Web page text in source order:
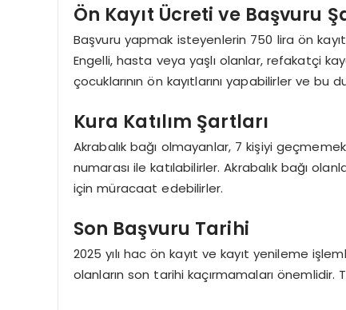
Ön Kayıt Ücreti ve Başvuru
Başvuru yapmak isteyenlerin 750 lira ön
Engelli, hasta veya yaşlı olanlar, refakatçi
çocuklarının ön kayıtlarını yapabilirler ve bu
Kura Katılım Şartları
Akrabalık bağı olmayanlar, 7 kişiyi
numarası ile katılabilirler. Akrabalık bağı
için müracaat edebilirler.
Son Başvuru Tarihi
2025 yılı hac ön kayıt ve kayıt yenileme
olanların son tarihi kaçırmamaları